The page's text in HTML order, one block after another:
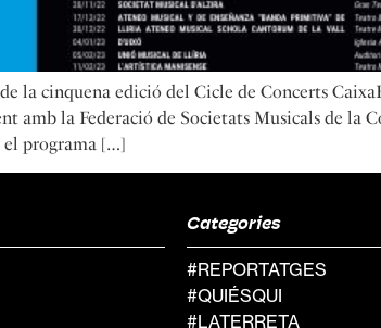
la cinquena edició del Cicle de Concerts
amb la Federació de Societats Musicals de la
el programa […]
Categories
#REPORTATGES
#QUIÉSQUI
#LATERRETA